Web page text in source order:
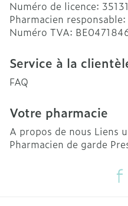
Numéro de licence:
Pharmacien responsable:
Numéro TVA:
Service à la
FAQ
Votre pharmacie
A propos de nous Liens
Pharmacien de garde